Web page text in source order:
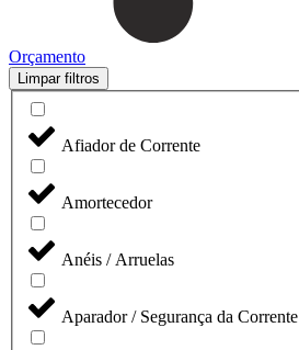
Orçamento
Limpar filtros
Afiador de Corrente
Amortecedor
Anéis / Arruelas
Aparador / Segurança da Corrente